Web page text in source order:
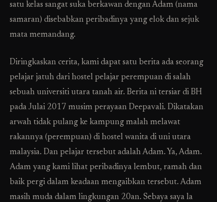
satu kelas sangat suka berkawan dengan Adam (nama
samaran) disebabkan peribadinya yang elok dan sejuk
mata memandang.
Diringkaskan cerita, kami dapat satu berita ada seorang
pelajar jatuh dari hostel pelajar perempuan di salah
sebuah universiti utara tanah air. Berita ni tersiar di BH
pada Julai 2017 musim perayaan Deepavali. Dikatakan
arwah tidak pulang ke kampung malah melawat
rakannya (perempuan) di hostel wanita di uni utara
malaysia. Dan pelajar tersebut adalah Adam. Ya, Adam.
Adam yang kami lihat peribadinya lembut, ramah dan
baik pergi dalam keadaan mengaibkan tersebut. Adam
masih muda dalam lingkungan 20an. Sebaya saya la